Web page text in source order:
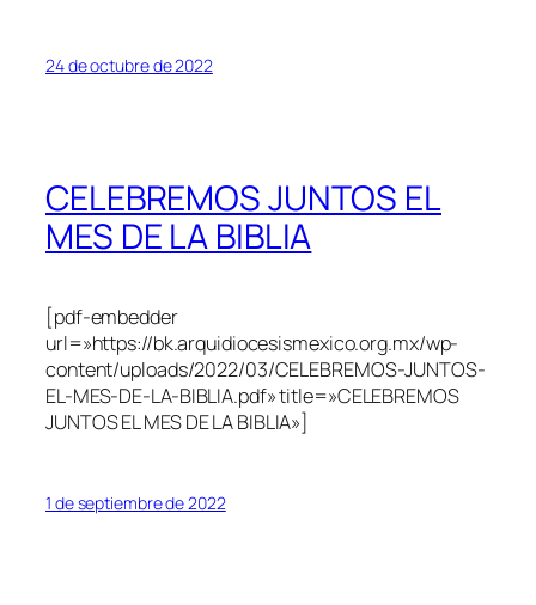
24 de octubre de 2022
CELEBREMOS JUNTOS EL
MES DE LA BIBLIA
[pdf-embedder
url=»https://bk.arquidiocesismexico.org.mx/wp-
content/uploads/2022/03/CELEBREMOS-JUNTOS-
EL-MES-DE-LA-BIBLIA.pdf» title=»CELEBREMOS
JUNTOS EL MES DE LA BIBLIA»]
1 de septiembre de 2022